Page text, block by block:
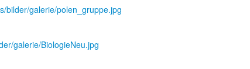
bilder/galerie/polen_gruppe.jpg
galerie/BiologieNeu.jpg